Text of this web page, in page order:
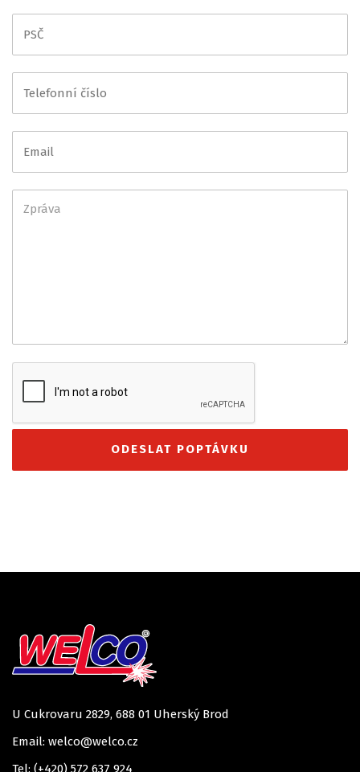
U Cukrovaru 2829, 688 01 Uherský Brod
Email: welco@welco.cz
Tel: (+420) 572 637 924